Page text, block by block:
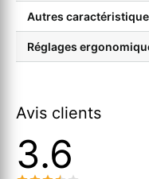
Autres
Réglages
Avis clients
3.6